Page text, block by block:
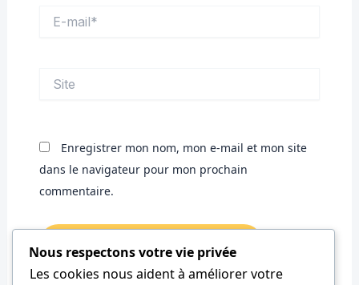
mail*
Enregistrer mon nom, mon e-mail et mon site
dans le navigateur pour mon prochain
commentaire.
Nous respectons votre vie privée
Les cookies nous aident à améliorer votre